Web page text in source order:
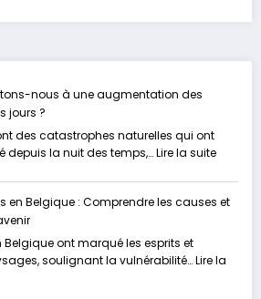
nous à une augmentation des
jours ?
des catastrophes naturelles qui ont
depuis la nuit des temps,…Lire la suite:
nous
en Belgique : Comprendre les causes et
Belgique ont marqué les esprits et
soulignant la vulnérabilité…Lire la